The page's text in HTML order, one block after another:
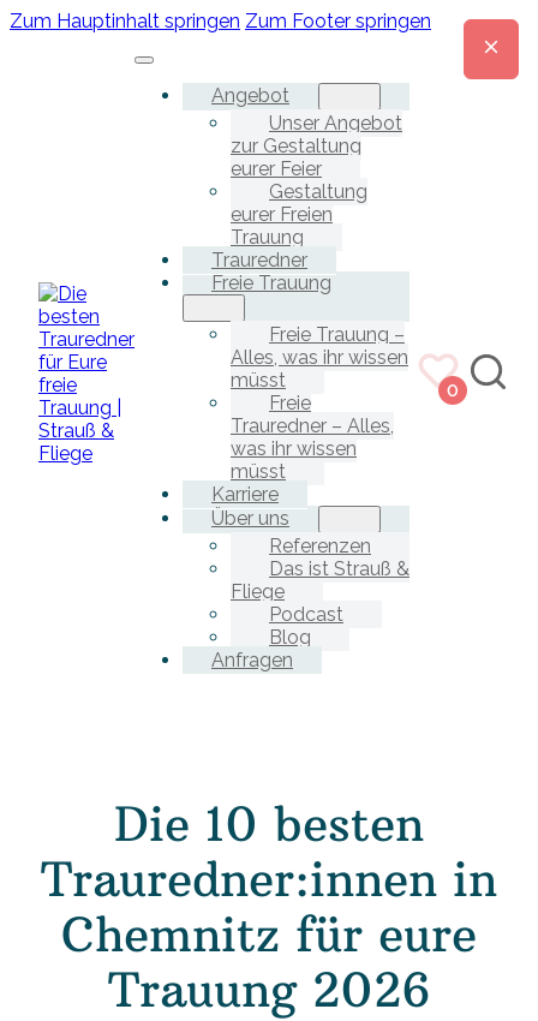
Zum Hauptinhalt springen Zum Footer springen
Angebot
Unser Angebot
zur Gestaltung
eurer Feier
Gestaltung
eurer Freien
Trauung
Trauredner
Freie Trauung
Freie Trauung –
Alles, was ihr wissen
müsst
Freie
Trauredner – Alles,
was ihr wissen
müsst
Karriere
Über uns
Referenzen
Das ist Strauß &
Fliege
Podcast
Blog
Anfragen
0
Die 10 besten
Trauredner:innen in
Chemnitz für eure
Trauung 2026